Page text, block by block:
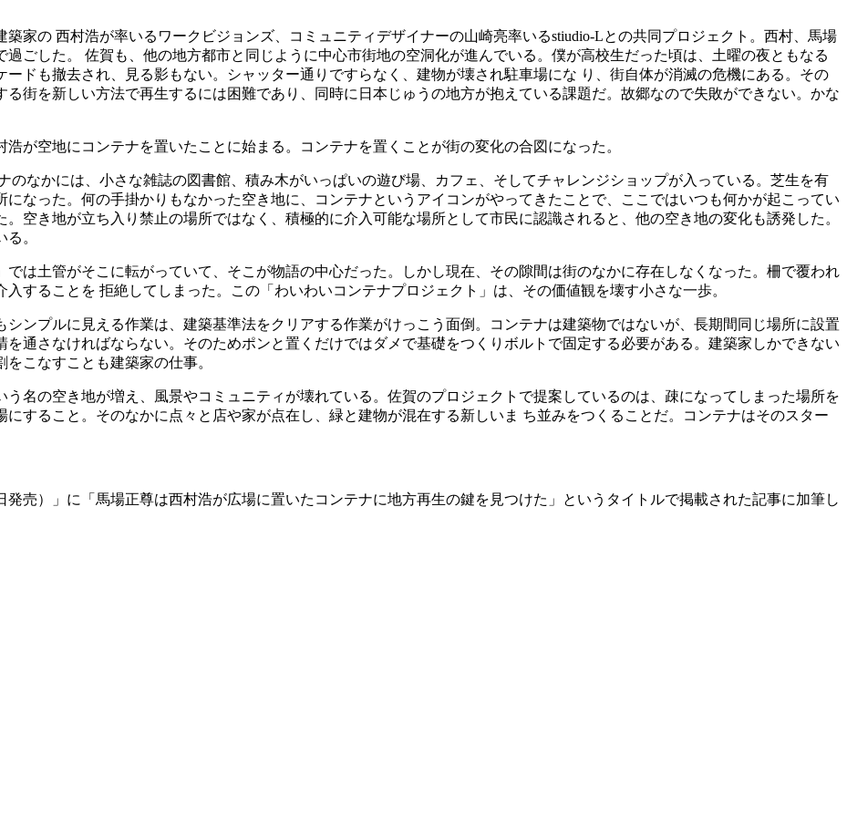
家の 西村浩が率いるワークビジョンズ、コミュニティデザイナーの山崎亮率いるstiudio-Lとの共同プロジェクト。西村、馬場
ごした。 佐賀も、他の地方都市と同じように中心市街地の空洞化が進んでいる。僕が高校生だった頃は、土曜の夜ともなる
ドも撤去され、見る影もない。シャッター通りですらなく、建物が壊され駐車場にな り、街自体が消滅の危機にある。その
街を新しい方法で再生するには困難であり、同時に日本じゅうの地方が抱えている課題だ。故郷なので失敗ができない。かな
が空地にコンテナを置いたことに始まる。コンテナを置くことが街の変化の合図になった。
のなかには、小さな雑誌の図書館、積み木がいっぱいの遊び場、カフェ、そしてチャレンジショップが入っている。芝生を有
なった。何の手掛かりもなかった空き地に、コンテナというアイコンがやってきたことで、ここではいつも何かが起こってい
空き地が立ち入り禁止の場所ではなく、積極的に介入可能な場所として市民に認識されると、他の空き地の変化も誘発した。
。
は土管がそこに転がっていて、そこが物語の中心だった。しかし現在、その隙間は街のなかに存在しなくなった。柵で覆われ
することを 拒絶してしまった。この「わいわいコンテナプロジェクト」は、その価値観を壊す小さな一歩。
ンプルに見える作業は、建築基準法をクリアする作業がけっこう面倒。コンテナは建築物ではないが、長期間同じ場所に設置
通さなければならない。そのためポンと置くだけではダメで基礎をつくりボルトで固定する必要がある。建築家しかできない
こなすことも建築家の仕事。
名の空き地が増え、風景やコミュニティが壊れている。佐賀のプロジェクトで提案しているのは、疎になってしまった場所を
すること。そのなかに点々と店や家が点在し、緑と建物が混在する新しいま ち並みをつくることだ。コンテナはそのスター
売）」に「馬場正尊は西村浩が広場に置いたコンテナに地方再生の鍵を見つけた」というタイトルで掲載された記事に加筆し